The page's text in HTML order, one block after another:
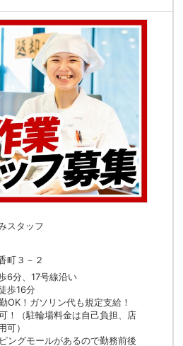
スタッフ
町３－２
6分、17号線沿い
歩16分
OK！ガソリン代も規定支給！
！（駐輪場料金は自己負担、店
可）
ングモールがあるので勤務前後